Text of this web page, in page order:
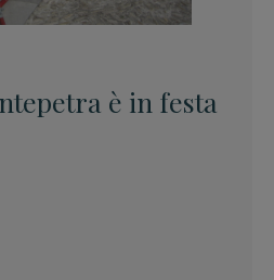
è in festa